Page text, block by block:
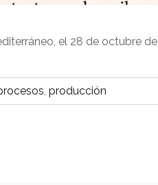
el 28 de octubre de
, producción